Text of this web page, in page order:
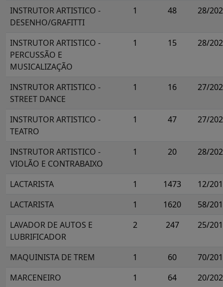
INSTRUTOR ARTISTICO -
DESENHO/GRAFITTI
1 48 28/
INSTRUTOR ARTISTICO -
PERCUSSÃO E
MUSICALIZAÇÃO
1 15 28/
INSTRUTOR ARTISTICO -
STREET DANCE
1 16 27/
INSTRUTOR ARTISTICO -
TEATRO
1 47 27/
INSTRUTOR ARTISTICO -
VIOLÃO E CONTRABAIXO
1 20 28/
LACTARISTA 1 1473
12/
LACTARISTA
1 1620
58/
LAVADOR DE AUTOS E
LUBRIFICADOR
2 247 25/
MAQUINISTA DE TREM 1 60
70/
MARCENEIRO
1 64
20/